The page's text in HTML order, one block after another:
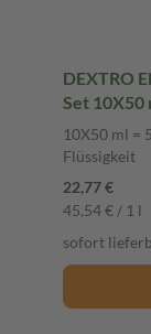
DEXTRO
Set 10X50
10X50 ml =
Flüssigkeit
22,77 €
45,54 € / 1 l
sofort